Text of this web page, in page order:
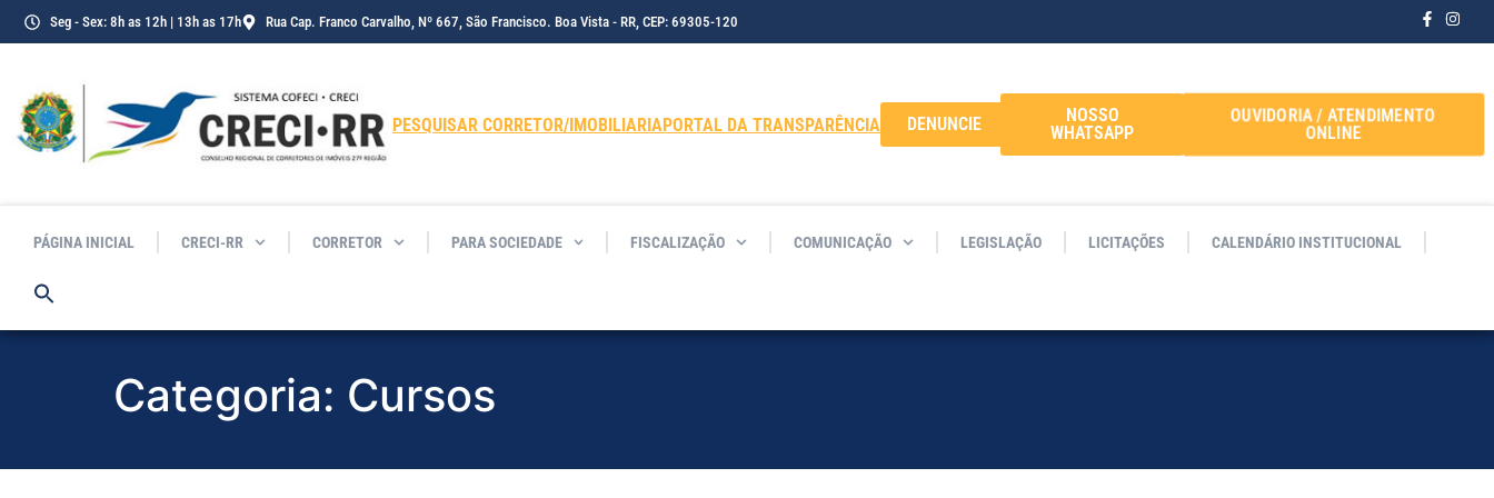
conteúdoSeg - Sex: 8h as 12h | 13h as 17h Rua Cap. Franco Carvalho, Nº 667, São Francisco. Boa Vista - RR, CEP: 69305-120
PESQUISAR CORRETOR/IMOBILIARIAPORTAL DA TRANSPARÊNCIA DENUNCIE
NOSSO
WHATSAPP
OUVIDORIA / ATENDIMENTO
ONLINE
PÁGINA INICIAL CRECI-RR CORRETOR PARA SOCIEDADE FISCALIZAÇÃO COMUNICAÇÃO LEGISLAÇÃO LICITAÇÕES CALENDÁRIO INSTITUCIONAL
Categoria: Cursos